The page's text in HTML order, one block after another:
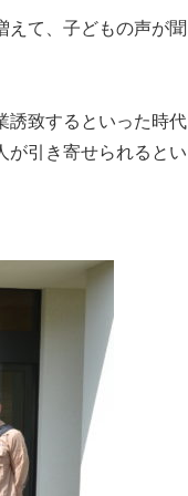
えて、子どもの声が聞
誘致するといった時代
が引き寄せられるとい